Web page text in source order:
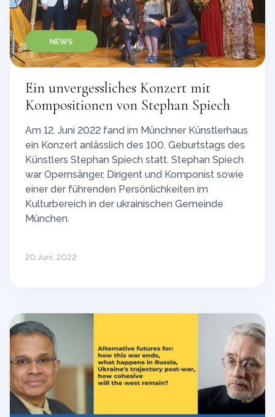
NEWS
Ein unvergessliches Konzert mit
Kompositionen von Stephan Spiech
Am 12. Juni 2022 fand im Münchner Künstlerhaus
ein Konzert anlässlich des 100. Geburtstags des
Künstlers Stephan Spiech statt. Stephan Spiech
war Opernsänger, Dirigent und Komponist sowie
einer der führenden Persönlichkeiten im
Kulturbereich in der ukrainischen Gemeinde
München.
20 Juni, 2022